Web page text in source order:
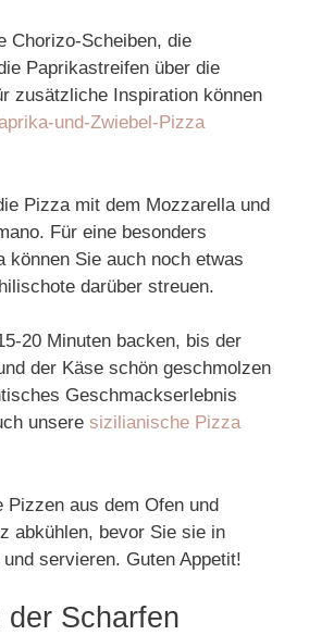
Chorizo-Scheiben, die
Paprikastreifen über die
zusätzliche Inspiration können
und-Zwiebel-Pizza
Pizza mit dem Mozzarella und
Für eine besonders
können Sie auch noch etwas
darüber streuen.
20 Minuten backen, bis der
der Käse schön geschmolzen
Geschmackserlebnis
unsere sizilianische Pizza
Pizzen aus dem Ofen und
abkühlen, bevor Sie sie in
servieren. Guten Appetit!
der Scharfen